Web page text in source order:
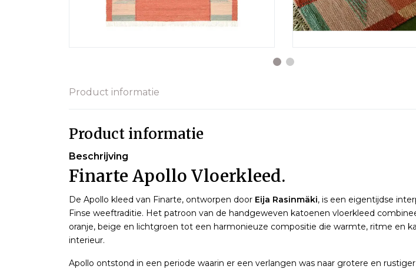
Product informatie
Product informatie
Beschrijving
Finarte Apollo Vloerkleed.
De Apollo kleed van Finarte, ontworpen door Eija Rasinmäki, is een eigentijdse
Finse weeftraditie. Het patroon van de handgeweven katoenen vloerkleed
oranje, beige en lichtgroen tot een harmonieuze compositie die warmte, ritme en
interieur.
Apollo ontstond in een periode waarin er een verlangen was naar grotere en